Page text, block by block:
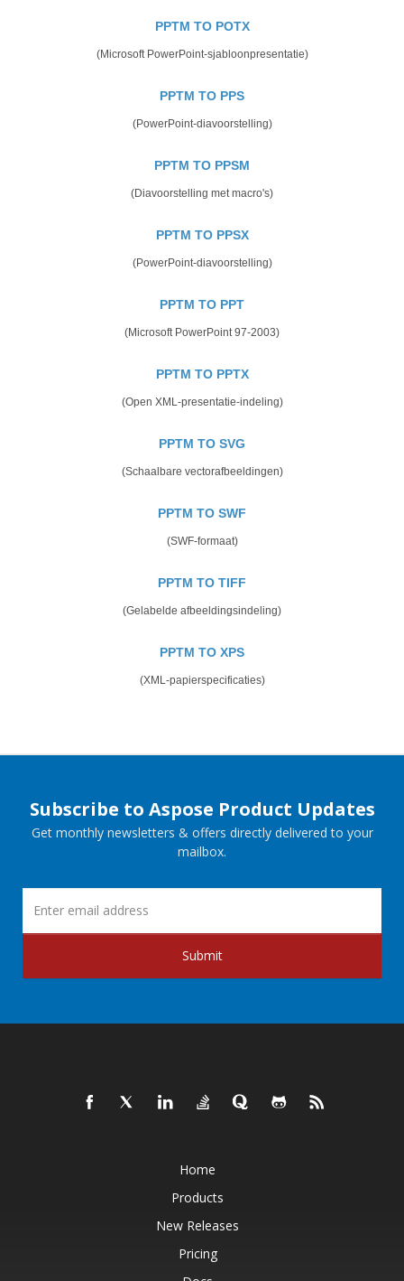
PPTM TO POTX
(Microsoft PowerPoint-sjabloonpresentatie)
PPTM TO PPS
(PowerPoint-diavoorstelling)
PPTM TO PPSM
(Diavoorstelling met macro's)
PPTM TO PPSX
(PowerPoint-diavoorstelling)
PPTM TO PPT
(Microsoft PowerPoint 97-2003)
PPTM TO PPTX
(Open XML-presentatie-indeling)
PPTM TO SVG
(Schaalbare vectorafbeeldingen)
PPTM TO SWF
(SWF-formaat)
PPTM TO TIFF
(Gelabelde afbeeldingsindeling)
PPTM TO XPS
(XML-papierspecificaties)
Subscribe to Aspose Product Updates
Get monthly newsletters & offers directly delivered to your
mailbox.
Submit
Home
Products
New Releases
Pricing